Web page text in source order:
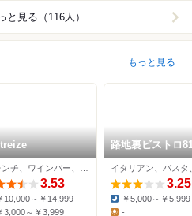
と見る（116人）
もっと見る
3.53
10,000～￥14,999
3,000～￥3,999
路地裏ビストロ
3.25
Dinner:
￥5,000～￥5,999
-